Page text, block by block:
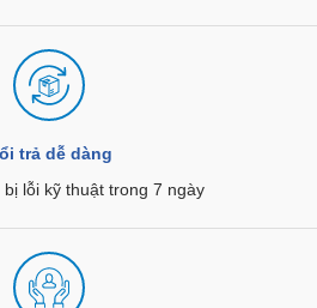
trả dễ dàng
lỗi kỹ thuật trong 7 ngày